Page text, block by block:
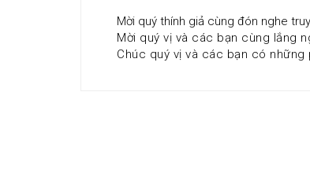
Mời quý thính giả cùng đón nghe
Mời quý vị và các bạn cùng lắng
Chúc quý vị và các bạn có